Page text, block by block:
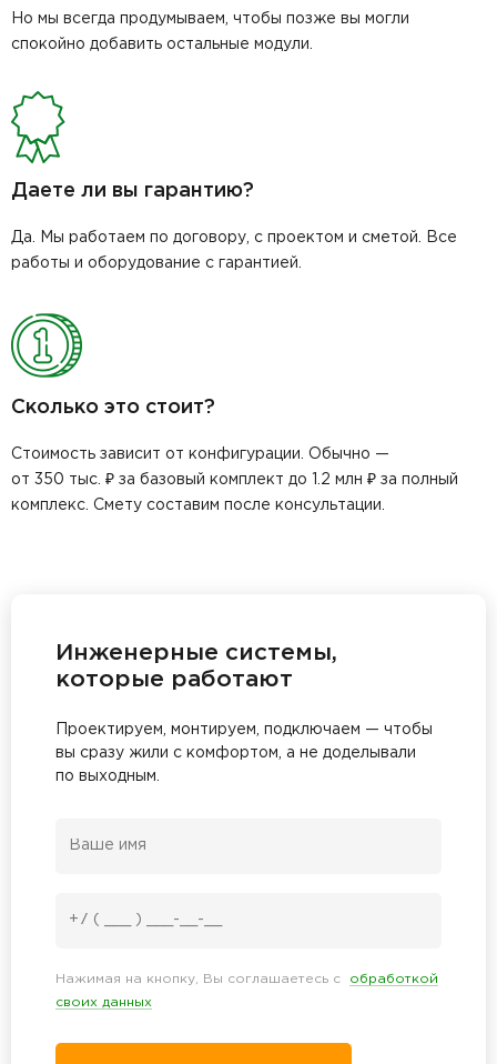
Но мы всегда продумываем, чтобы позже вы могли
спокойно добавить остальные модули.
Даете ли вы гарантию?
Да. Мы работаем по договору, с проектом и сметой. Все
работы и оборудование с гарантией.
Сколько это стоит?
Стоимость зависит от конфигурации. Обычно —
от 350 тыс. ₽ за базовый комплект до 1.2 млн ₽ за полный
комплекс. Смету составим после консультации.
Инженерные системы,
которые работают
Проектируем, монтируем, подключаем — чтобы
вы сразу жили с комфортом, а не доделывали
по выходным.
Нажимая на кнопку, Вы соглашаетесь с обработкой
своих данных